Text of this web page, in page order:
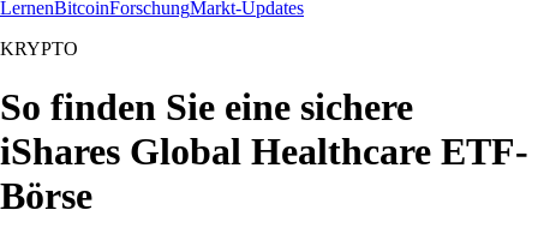
LernenBitcoinForschungMarkt-Updates
KRYPTO
So finden Sie eine sichere
iShares Global Healthcare ETF-
Börse